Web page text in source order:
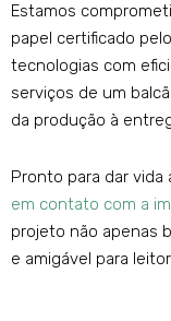
Estamos
papel certificado
tecnologias com
serviços de um
da produção à
Pronto para dar
em contato com a
projeto não apenas
e amigável para